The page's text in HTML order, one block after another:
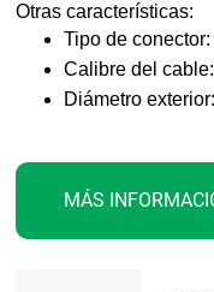
Otras características:
Tipo de
Calibre del
Diámetro
MÁS